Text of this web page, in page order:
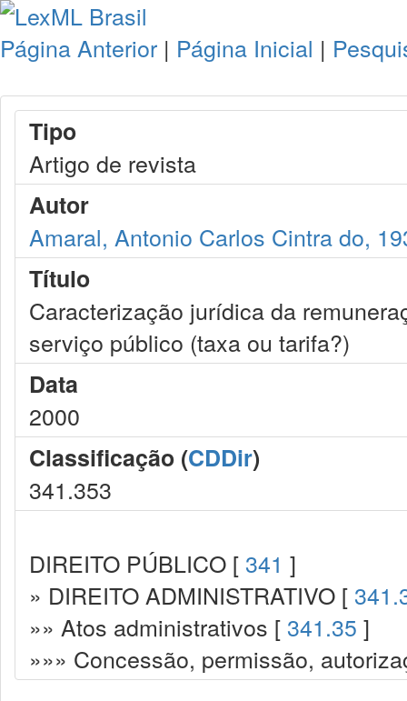
Página Anterior | Página Inicial |
Tipo
Artigo de revista
Autor
Amaral, Antonio Carlos Cintra do,
Título
Caracterização jurídica da
serviço público (taxa ou tarifa?)
Data
2000
Classificação (CDDir)
341.353
DIREITO PÚBLICO [ 341 ]
» DIREITO ADMINISTRATIVO [
»» Atos administrativos [ 341.35 ]
»»» Concessão, permissão,